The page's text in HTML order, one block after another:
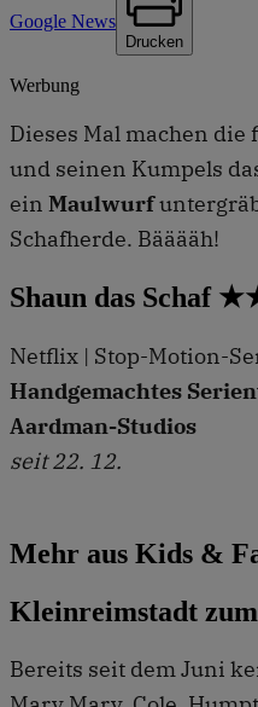
Google News
Drucken
Werbung
Dieses Mal machen die
und seinen Kumpels
ein Maulwurf
Schafherde. Bääääh!
Shaun das
Netflix | Stop-Motion-
Handgemachtes
Aardman-Studios
seit 22. 12.
Mehr aus Kids &
Kleinreimstadt
Bereits seit dem Juni